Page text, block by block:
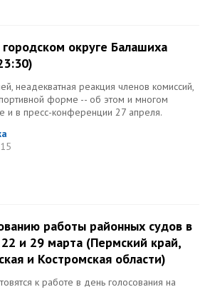
округе Балашиха
неадекватная реакция членов комиссий,
форме -- об этом и многом
и в пресс-конференции 27 апреля.
работы районных судов в
и 29 марта (Пермский край,
и Костромская области)
к работе в день голосования на